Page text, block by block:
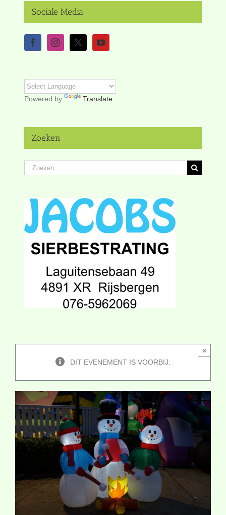
DIT EVENEMENT IS VOORBIJ.
×
Sociale Media
Powered by Translate
Zoeken
Zoeken
naar: